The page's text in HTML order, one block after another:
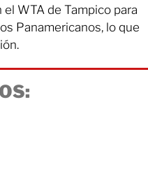
WTA de Tampico para
Panamericanos, lo que